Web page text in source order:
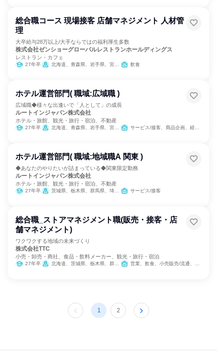
総合職コース 現場接客 店舗マネジメント 人材管
理
大卒給与28万以上/大手ならではの福利厚生多数
株式会社ゼンショーグローバルレストランホールディングス
レストラン・カフェ
27年卒 北海道、青森県、岩手県、宮城県、秋田県、山形県、福島県、茨城県、栃木県、群馬県、埼玉県、千葉県、東京都、神奈川県、新潟県、富山県、石川県、福井県、山梨県、長野県、岐阜県、静岡県、愛知県、三重県、滋賀県、京都府、大阪府、兵庫県、奈良県、和歌山県、鳥取県、島根県、岡山県、広島県、山口県、徳島県、香川県、愛媛県、高知県、福岡県、佐賀県、長崎県、熊本県、大分県、宮崎県、鹿児島県、沖縄県 飲食
ホテル運営部門( 職域:広域職 )
広域職◆様々な出逢いで「人として」の成長
ルートインジャパン株式会社
ホテル・旅館、観光・旅行・宿泊、不動産
27年卒 北海道、青森県、岩手県、宮城県、秋田県、山形県、福島県、茨城県、栃木県、群馬県、埼玉県、千葉県、東京都、神奈川県、新潟県、富山県、石川県、福井県、山梨県、長野県、岐阜県、静岡県、愛知県、三重県、滋賀県、京都府、大阪府、兵庫県、奈良県、和歌山県、鳥取県、島根県、岡山県、広島県、山口県、徳島県、香川県、愛媛県、福岡県、佐賀県、長崎県、熊本県、大分県、宮崎県、鹿児島県、沖縄県 サービス/接客、商品企画、経営/事業企画
ホテル運営部門( 職域:地域職A 関東 )
◆あなたのやりたいが詰まっている◆関東限定勤務
ルートインジャパン株式会社
ホテル・旅館、観光・旅行・宿泊、不動産
27年卒 茨城県、栃木県、群馬県、埼玉県、千葉県、東京都、神奈川県、山梨県 サービス/接客
総合職_ストアマネジメント職(販売・接客・店
舗マネジメント)
ワクワクする地域の未来づくり
株式会社TTC
小売・卸売・商社、食品・飲料メーカー、観光・旅行・宿泊
27年卒 北海道、茨城県、栃木県、群馬県、埼玉県、千葉県、東京都、神奈川県、新潟県、山梨県、長野県、静岡県、鳥取県、徳島県、大分県 営業、飲食、小売販売/流通、商品企画
1 2